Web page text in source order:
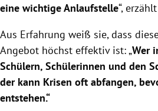
eine wichtige Anlaufstelle“,
Aus Erfahrung weiß sie, dass
Angebot höchst effektiv ist: „Wer
Schülern, Schülerinnen und den
der kann Krisen oft abfangen,
entstehen.“